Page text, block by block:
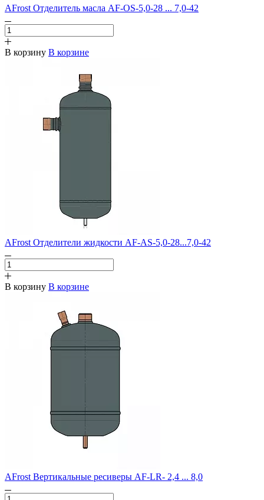
AFrost Отделитель масла AF-OS-5,0-28 ... 7,0-42
В корзину В корзине
AFrost Отделители жидкости AF-AS-5,0-28...7,0-42
В корзину В корзине
AFrost Вертикальные ресиверы AF-LR- 2,4 ... 8,0